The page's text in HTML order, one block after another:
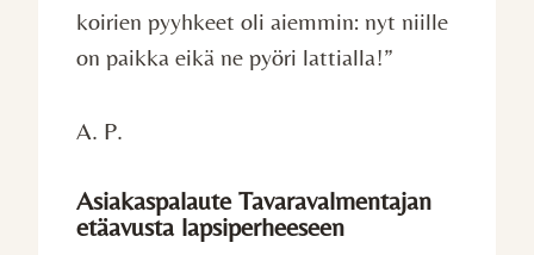
koirien pyyhkeet oli aiemmin: nyt niille
on paikka eikä ne pyöri lattialla!”
A. P.
Asiakaspalaute Tavaravalmentajan
etäavusta lapsiperheeseen